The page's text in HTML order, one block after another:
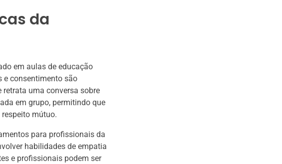
da
em aulas de educação
e consentimento são
retrata uma conversa sobre
em grupo, permitindo que
mútuo.
para profissionais da
habilidades de empatia
e profissionais podem ser